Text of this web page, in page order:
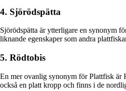
4. Sjörödspätta
Sjörödspätta är ytterligare en synonym
liknande egenskaper som andra
5. Rödtobis
En mer ovanlig synonym för Plattfisk är
också en platt kropp och finns i de